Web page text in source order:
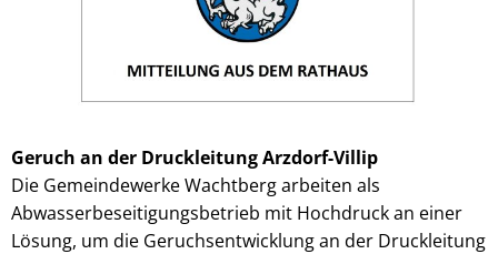
Geruch an der Druckleitung Arzdorf-Villip
Die Gemeindewerke Wachtberg arbeiten als
Abwasserbeseitigungsbetrieb mit Hochdruck an einer
Lösung, um die Geruchsentwicklung an der Druckleitung